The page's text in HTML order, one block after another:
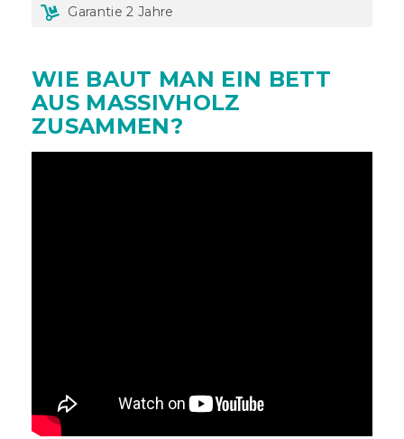
Garantie 2 Jahre
WIE BAUT MAN EIN BETT
AUS MASSIVHOLZ
ZUSAMMEN?